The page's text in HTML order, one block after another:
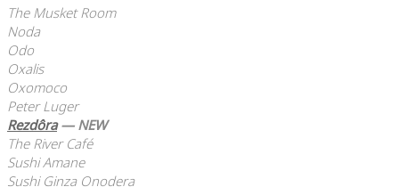
The Musket Room
Noda
Odo
Oxalis
Oxomoco
Peter Luger
Rezdôra— NEW
The River Café
Sushi Amane
Sushi Ginza Onodera